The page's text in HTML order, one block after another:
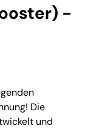
-
Die
und